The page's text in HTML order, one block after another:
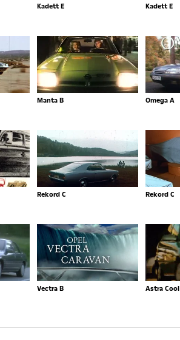
Kadett E Kadett E
Manta B Omega A
Rekord C Rekord C
Vectra B Astra